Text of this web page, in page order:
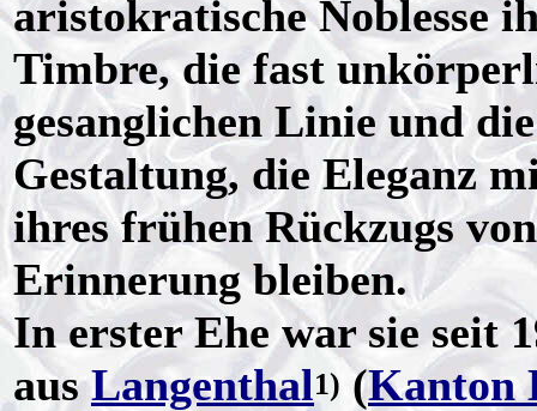
aristokratische Noblesse
Timbre, die fast
gesanglichen Linie und
Gestaltung, die Eleganz
ihres frühen Rückzugs
Erinnerung bleiben.
In erster Ehe war sie seit
ausLangenthal1) (Kanton